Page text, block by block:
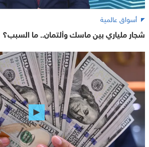
أسواق عالمية
شجار ملياري بين ماسك وألتمان.. ما السبب؟